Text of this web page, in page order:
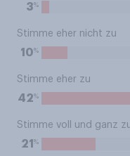
3%
Stimme eher nicht zu
10%
Stimme eher zu
42%
Stimme voll und ganz
21 %